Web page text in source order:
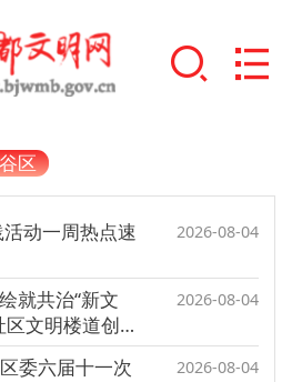
+
+
区
动一周热点速
2026-08-04
就共治“新文
文明楼道创
2026-08-04
委六届十一次
2026-08-04